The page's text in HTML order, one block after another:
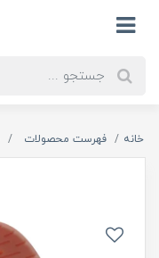
خانه فهرست محصولات